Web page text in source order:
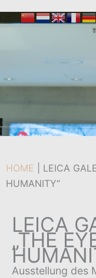
Inhalt
18.
HOME
LEICA
HUMANITY“
LEICA
„THE
Ausstellung des